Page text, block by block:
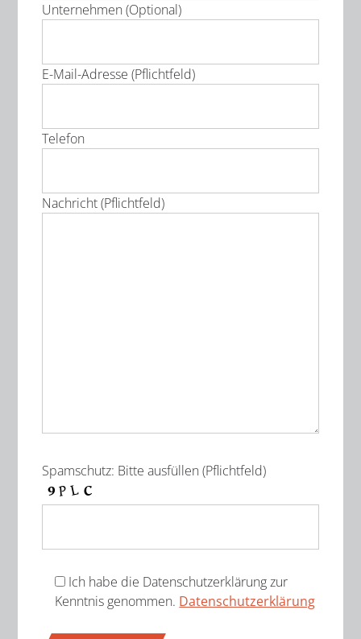
Unternehmen (Optional)
E-Mail-Adresse (Pflichtfeld)
Telefon
Nachricht (Pflichtfeld)
Spamschutz: Bitte ausfüllen (Pflichtfeld)
Ich habe die Datenschutzerklärung zur
Kenntnis genommen. Datenschutzerklärung